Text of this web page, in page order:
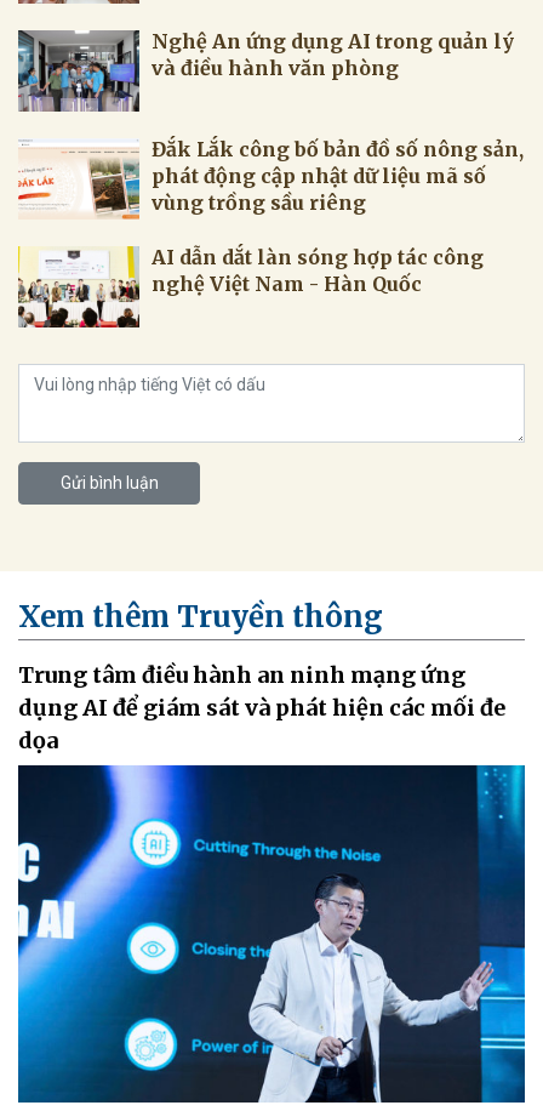
Nghệ An ứng dụng AI trong quản lý
và điều hành văn phòng
Đắk Lắk công bố bản đồ số nông sản,
phát động cập nhật dữ liệu mã số
vùng trồng sầu riêng
AI dẫn dắt làn sóng hợp tác công
nghệ Việt Nam - Hàn Quốc
Gửi bình luận
Xem thêm Truyền thông
Trung tâm điều hành an ninh mạng ứng
dụng AI để giám sát và phát hiện các mối đe
dọa